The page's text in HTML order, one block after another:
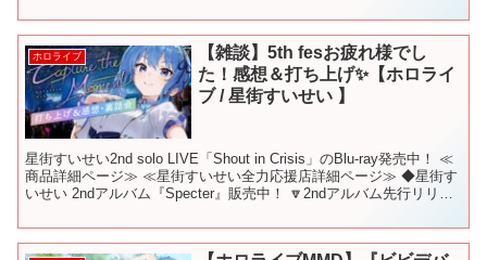
ホロライブ
【雑談】5th fesお疲れ様でし
た！感想＆打ち上げ✨【ホロライ
ブ / 星街すいせい 】
星街すいせい2nd solo LIVE「Shout in Crisis」のBlu-ray発売中！ ≪
商品詳細ページ≫ ≪星街すいせい全力応援店詳細ページ≫ ◆星街す
いせい 2ndアルバム『Specter』販売中！ 🔽2ndアルバム先行リリ